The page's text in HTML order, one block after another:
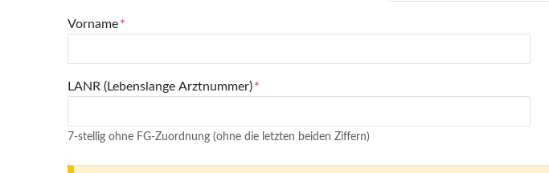
Vorname
LANR (Lebenslange Arztnummer)
7-stellig ohne FG-Zuordnung (ohne die letzten beiden Ziffern)